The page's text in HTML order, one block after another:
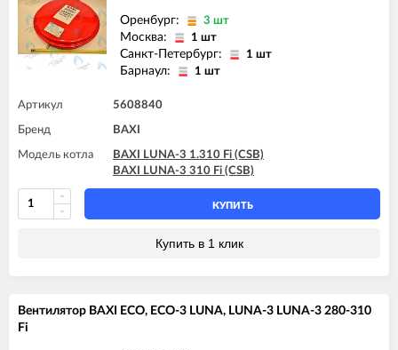
Оренбург: 3 шт
Москва: 1 шт
Санкт-Петербург: 1 шт
Барнаул: 1 шт
Артикул 5608840
Бренд BAXI
Модель котла
BAXI LUNA-3 1.310 Fi (CSB)
BAXI LUNA-3 310 Fi (CSB)
КУПИТЬ
Купить в 1 клик
Вентилятор BAXI ECO, ECO-3 LUNA, LUNA-3 LUNA-3 280-310
Fi